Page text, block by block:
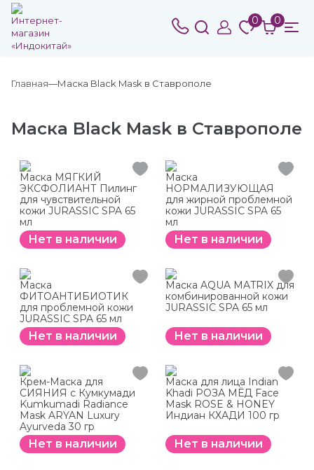
0 0
Главная Маска Black Mask в Ставрополе
Маска Black Mask в Ставрополе
Маска МЯГКИЙ
ЭКСФОЛИАНТ Пилинг
для чувствительной
кожи JURASSIC SPA 65
мл
Нет в наличии
Маска
НОРМАЛИЗУЮЩАЯ
для жирной проблемной
кожи JURASSIC SPA 65
мл
Нет в наличии
Маска
ФИТОАНТИБИОТИК
для проблемной кожи
JURASSIC SPA 65 мл
Нет в наличии
Маска AQUA MATRIX для
комбинированной кожи
JURASSIC SPA 65 мл
Нет в наличии
Крем-Маска для
СИЯНИЯ с Кумкумади
Kumkumadi Radiance
Mask ARYAN Luxury
Ayurveda 30 гр
Нет в наличии
Маска для лица Indian
Khadi РОЗА МЁД Face
Mask ROSE & HONEY
Индиан КХАДИ 100 гр
Нет в наличии